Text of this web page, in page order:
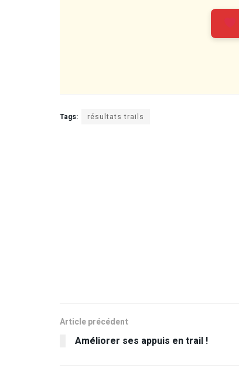
Tags: résultats trails
Article précédent
Améliorer ses appuis en trail !